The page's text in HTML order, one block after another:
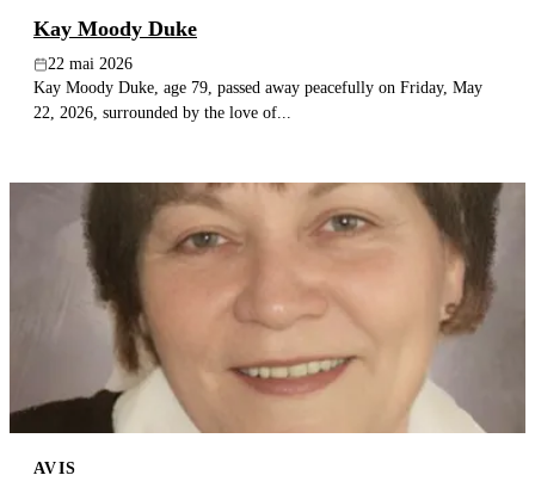
Kay Moody Duke
22 mai 2026
Kay Moody Duke, age 79, passed away peacefully on Friday, May
22, 2026, surrounded by the love of...
AVIS